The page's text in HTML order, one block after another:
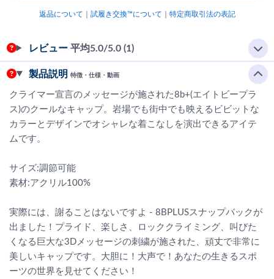
返品について 試履き交換™について 特定商取引法の表記
レビュー 平均5.0/5.0 (1)
製品説明 特徴・仕様・動画
クライマー宣言のメッセージが施された8b+(エイトビープラ
ス)のクールなキャップ。岩場でも街中でも映えるビビットな
カラーとデザインでオシャレな着こなしを演出できるアイテ
ムです。
サイズ:調節可能
素材:アクリル100%
実際には、謝ることはないですよ - 8BPLUSスナップバックが
出ました！プライド、楽しさ、ロッククライミング、叫びた
くなる巨大な3Dメッセージの刺繍が施された、頑丈で非常に
美しいキャップです。大胆に！大声で！あなたの生きるスポ
ーツの世界を見せてください！